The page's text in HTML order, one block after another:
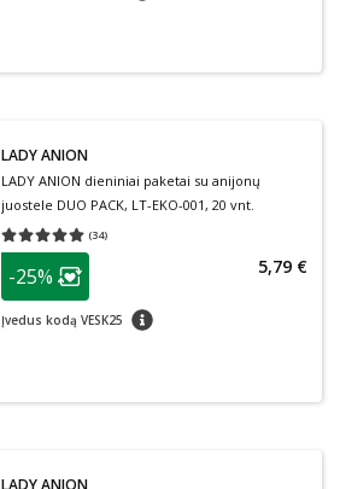
LADY ANION
LADY ANION dieniniai paketai su anijonų
juostele DUO PACK, LT-EKO-001, 20 vnt.
(34)
Vidutinis įvertinimas 5.00
patarimas
Lojalumo klubo narių nuolaida
-25%
Įvedus kodą VESK25 patarimas
5,79 €
LADY ANION